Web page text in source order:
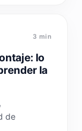
3 min
lo
la
de